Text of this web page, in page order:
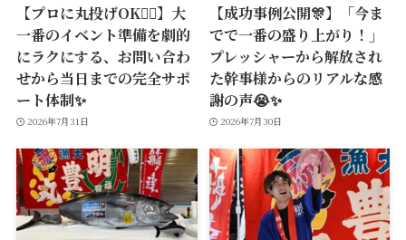
【プロに丸投げOK🙆‍♂️】大
一番のイベント準備を劇的
にラクにする、お問い合わ
せから当日までの完全サポ
ート体制✨
2026年7月31日
【成功事例公開🎊】「今ま
でで一番の盛り上がり！」
プレッシャーから解放され
た幹事様からのリアルな感
謝の声😭✨
2026年7月30日